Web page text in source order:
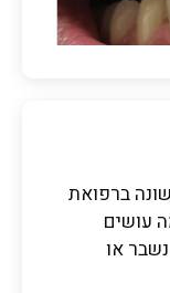
ברפואת
עושים
או